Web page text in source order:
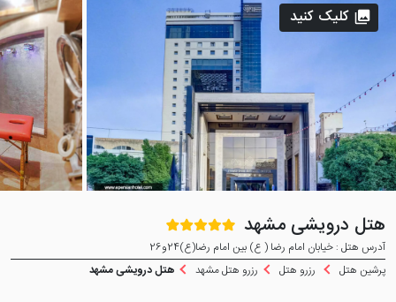
هتل درویشی مشهد
آدرس هتل : خیابان امام رضا ( ع) بین امام رضا(ع)24و26
پرشین هتل
رزرو هتل رزرو هتل مشهد هتل درویشی مشهد
کلیک کنید